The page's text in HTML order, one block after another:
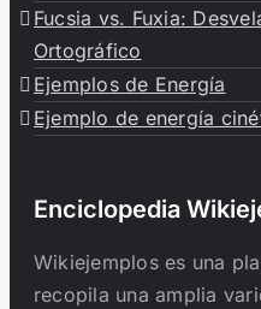
Fucsia vs. Fuxia:
Ortográfico
Ejemplos de Energía
Ejemplo de energía
Enciclopedia
Wikiejemplos es una
recopila una amplia